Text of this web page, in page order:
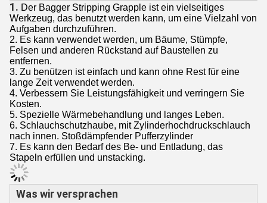
1. Der Bagger Stripping Grapple ist ein vielseitiges
Werkzeug, das benutzt werden kann, um eine Vielzahl von
Aufgaben durchzuführen.
2. Es kann verwendet werden, um Bäume, Stümpfe,
Felsen und anderen Rückstand auf Baustellen zu
entfernen.
3. Zu benützen ist einfach und kann ohne Rest für eine
lange Zeit verwendet werden.
4. Verbessern Sie Leistungsfähigkeit und verringern Sie
Kosten.
5. Spezielle Wärmebehandlung und langes Leben.
6. Schlauchschutzhaube, mit Zylinderhochdruckschlauch
nach innen. Stoßdämpfender Pufferzylinder
7. Es kann den Bedarf des Be- und Entladung, das
Stapeln erfüllen und unstacking.
Was wir versprachen